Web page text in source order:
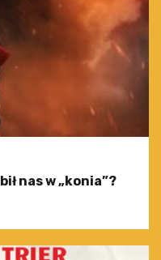
nas w „konia”?